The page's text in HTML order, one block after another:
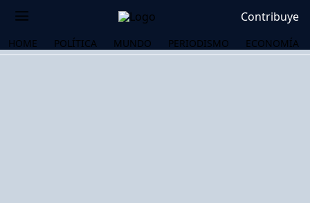
Contribuye
HOME POLÍTICA MUNDO PERIODISMO ECONOMÍA